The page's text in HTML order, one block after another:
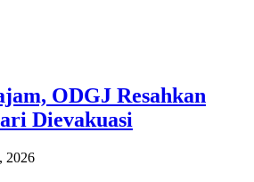
ODGJ Resahkan
Dievakuasi
2026